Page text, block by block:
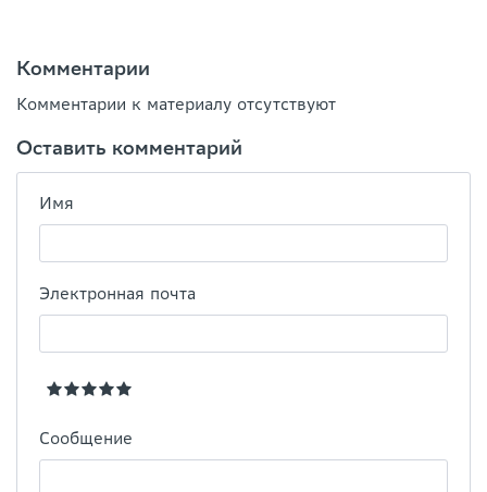
Комментарии
Комментарии к материалу отсутствуют
Оставить комментарий
Имя
Электронная почта
Сообщение